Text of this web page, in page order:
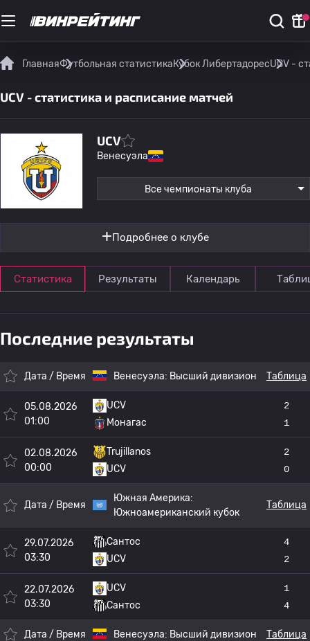
ГлавнаяФутбольная статистикаКубок ЛибертадоресUCV -
UCV - статистика и расписание матчей
UCV
Венесуэла
Все чемпионаты клуба
Подробнее о клубе
Статистика Результаты Календарь
Последние результаты
Дата / Время Венесуэла: Высший дивизион Таблица
05.08.2026
01:00
UCV
Монагас
2
1
02.08.2026
00:00
Trujillanos
UCV
2
0
Дата / Время
Южная Америка:
Южноамериканский кубок
Таблица
29.07.2026
03:30
Сантос
UCV
4
2
22.07.2026
03:30
UCV
Сантос
1
4
Дата / Время Венесуэла: Высший дивизион Таблица